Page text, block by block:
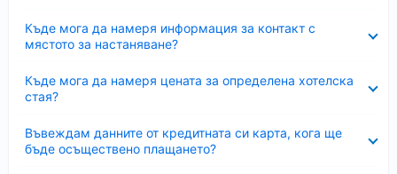
Къде мога да намеря информация за контакт с
мястото за настаняване?
Къде мога да намеря цената за определена хотелска
стая?
Въвеждам данните от кредитната си карта, кога ще
бъде осъществено плащането?